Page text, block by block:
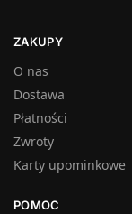
ZAKUPY
O nas
Dostawa
Płatności
Zwroty
Karty upominkowe
POMOC